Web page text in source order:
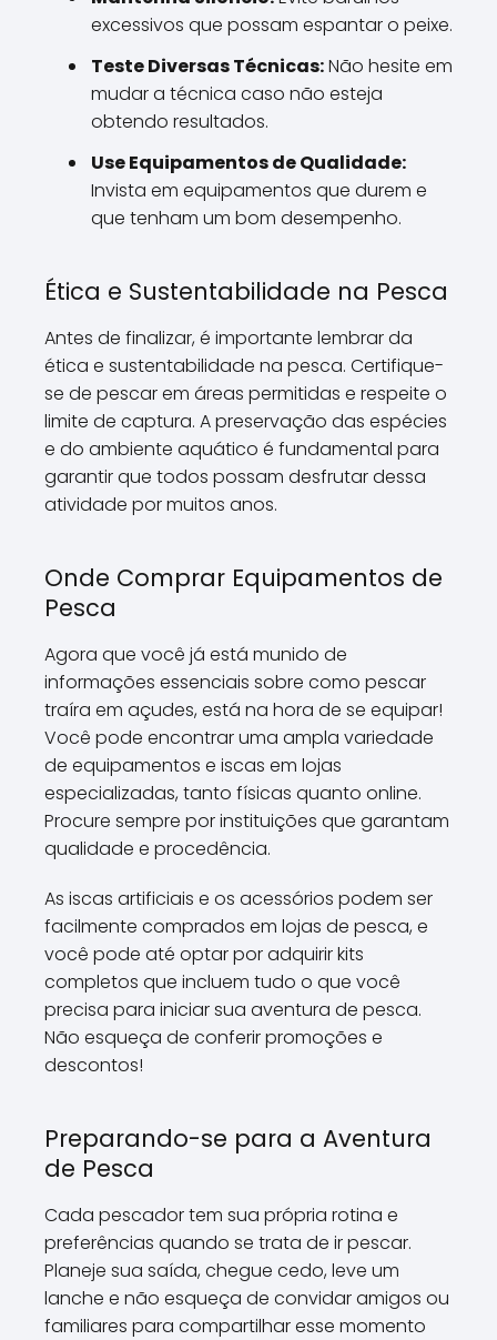
excessivos que possam espantar o peixe.
Teste Diversas Técnicas:Não hesite em
mudar a técnica caso não esteja
obtendo resultados.
Use Equipamentos de Qualidade:
Invista em equipamentos que durem e
que tenham um bom desempenho.
Ética e Sustentabilidade na Pesca
Antes de finalizar, é importante lembrar da
ética e sustentabilidade na pesca. Certifique-
se de pescar em áreas permitidas e respeite o
limite de captura. A preservação das espécies
e do ambiente aquático é fundamental para
garantir que todos possam desfrutar dessa
atividade por muitos anos.
Onde Comprar Equipamentos de
Pesca
Agora que você já está munido de
informações essenciais sobre como pescar
traíra em açudes, está na hora de se equipar!
Você pode encontrar uma ampla variedade
de equipamentos e iscas em lojas
especializadas, tanto físicas quanto online.
Procure sempre por instituições que garantam
qualidade e procedência.
As iscas artificiais e os acessórios podem ser
facilmente comprados em lojas de pesca, e
você pode até optar por adquirir kits
completos que incluem tudo o que você
precisa para iniciar sua aventura de pesca.
Não esqueça de conferir promoções e
descontos!
Preparando-se para a Aventura
de Pesca
Cada pescador tem sua própria rotina e
preferências quando se trata de ir pescar.
Planeje sua saída, chegue cedo, leve um
lanche e não esqueça de convidar amigos ou
familiares para compartilhar esse momento